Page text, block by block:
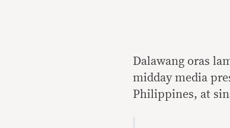
Dalawang oras
midday media
Philippines, at